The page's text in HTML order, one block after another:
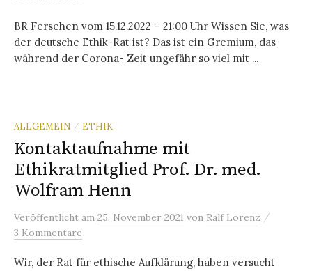
BR Fersehen vom 15.12.2022 – 21:00 Uhr Wissen Sie, was
der deutsche Ethik-Rat ist? Das ist ein Gremium, das
während der Corona- Zeit ungefähr so viel mit ...
ALLGEMEIN / ETHIK
Kontaktaufnahme mit
Ethikratmitglied Prof. Dr. med.
Wolfram Henn
Veröffentlicht am 25. November 2021 von Ralf Lorenz /
3 Kommentare
Wir, der Rat für ethische Aufklärung, haben versucht